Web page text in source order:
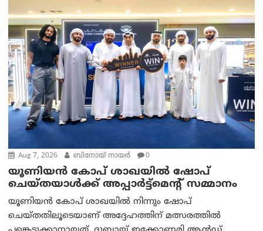
Aug 7, 2026 ബിനോയ് നായര്‍ 0
യൂണിയൻ കോപ് ശാഖയിൽ ഷോപ്
ചെയ്തയാൾക്ക് അപ്പാർട്ട്മെന്റ് സമ്മാനം
യൂണിയൻ കോപ് ശാഖയിൽ നിന്നും ഷോപ്
ചെയ്തതിലൂടെയാണ് അദ്ദേഹത്തിന് മത്സരത്തിൽ